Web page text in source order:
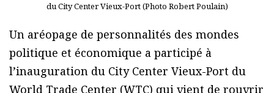
du City Center Vieux-Port (Photo Robert Poulain)
Un aréopage de personnalités des mondes
politique et économique a participé à
l’inauguration du City Center Vieux-Port du
World Trade Center (WTC) qui vient de rouvrir